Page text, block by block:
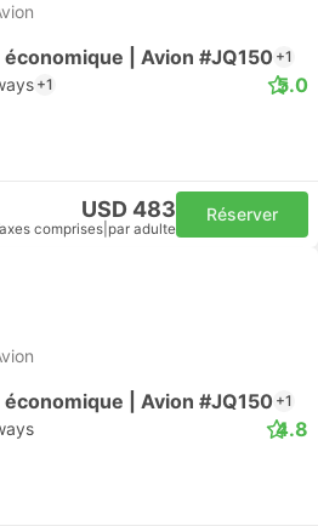
économique | Avion #JQ150 +1
+1 5.0
USD 483
comprises par adulte
Réserver
économique | Avion #JQ150 +1
4.8